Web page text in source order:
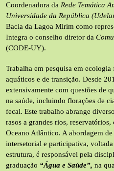
Coordenadora da Rede Temática
Universidade da República
Bacia da Lagoa Mirim como
Integra o conselho diretor da
(CODE-UY).
Trabalha em pesquisa em
aquáticos e de transição. Desde
extensivamente com questões de
na saúde, incluindo florações de
fecal. Este trabalho abrange
rasos a grandes rios,
Oceano Atlântico. A abordagem
intersetorial e participativa, voltada
estrutura, é responsável pela
graduação “Água e Saúde”, na